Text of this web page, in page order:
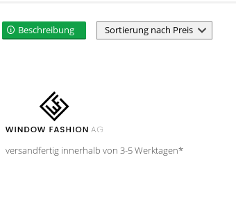
Beschreibung
versandfertig innerhalb von 3-5 Werktagen*